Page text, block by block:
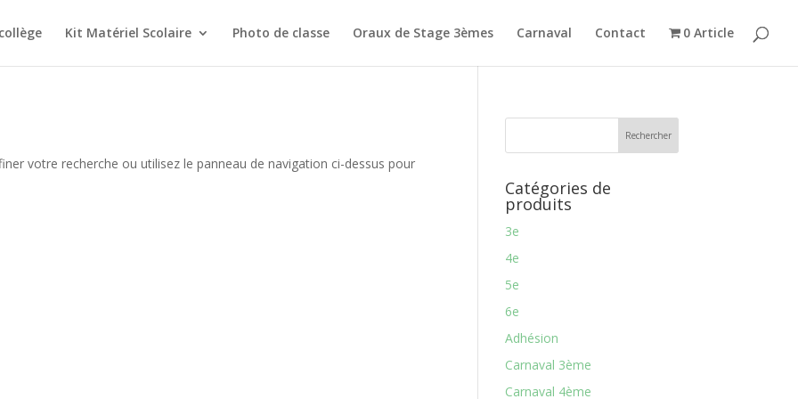
Kit Matériel Scolaire Photo de classe Oraux de Stage 3èmes Carnaval Contact 0 Article
votre recherche ou utilisez le panneau de navigation ci-dessus pour
Catégories de
produits
3e
4e
5e
6e
Adhésion
Carnaval 3ème
Carnaval 4ème